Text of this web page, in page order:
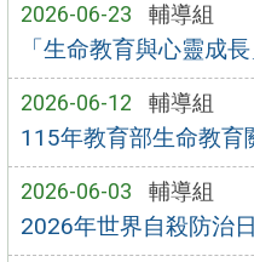
2026-06-23 輔導組
「生命教育與心靈成
2026-06-12 輔導組
115年教育部生命教育
2026-06-03 輔導組
2026年世界自殺防治